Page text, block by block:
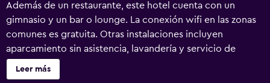
Además de un restaurante, este hotel cuenta con un
gimnasio y un bar o lounge. La conexión wifi en las zonas
comunes es gratuita. Otras instalaciones incluyen
aparcamiento sin asistencia, lavandería y servicio de
recepción 24 horas. City Park Hotel ofrece 40
alojamientos con minibar y caja fuerte. Todos los
Leer más